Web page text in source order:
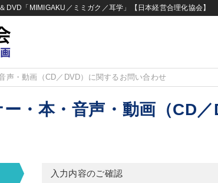
「MIMIGAKU／ミミガク／耳学」【日本経営合理化協会】
声・動画（CD／DVD）に関するお問い合わせ
・本・音声・動画（CD
入力内容のご確認